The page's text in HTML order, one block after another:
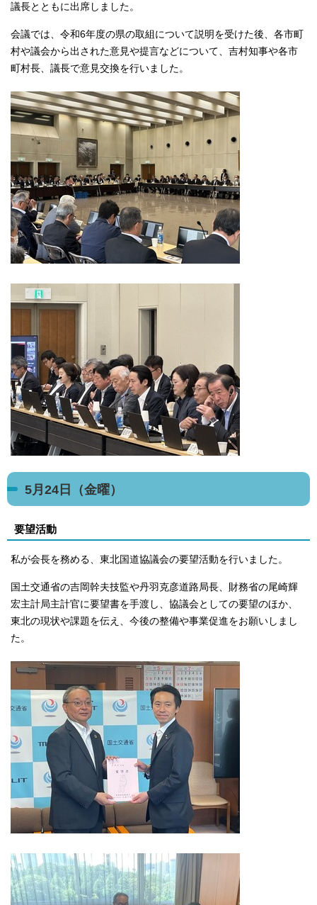
議長とともに出席しました。
会議では、令和6年度の県の取組について説明を受けた後、各市町
村や議会から出された意見や提言などについて、吉村知事や各市
町村長、議長で意見交換を行いました。
5月24日（金曜）
要望活動
私が会長を務める、東北国道協議会の要望活動を行いました。
国土交通省の吉岡幹夫技監や丹羽克彦道路局長、財務省の尾崎輝
宏主計局主計官に要望書を手渡し、協議会としての要望のほか、
東北の現状や課題を伝え、今後の整備や事業促進をお願いしまし
た。